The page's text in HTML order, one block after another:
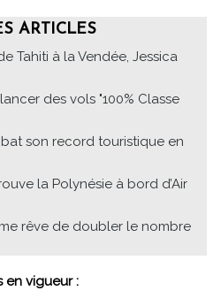
ARTICLES
Tahiti à la Vendée, Jessica
des vols "100% Classe
bat son record touristique en
la Polynésie à bord d’Air
rêve de doubler le nombre
en vigueur :